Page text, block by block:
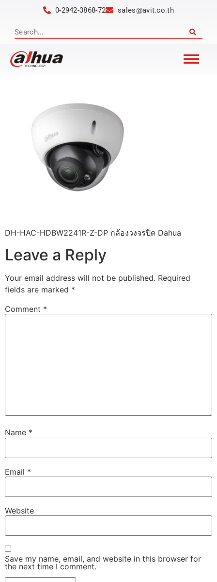
0-2942-3868-72 sales@avit.co.th
DH-HAC-HDBW2241R-Z-DP กล้องวงจรปิด Dahua
Leave a Reply
Your email address will not be published. Required
fields are marked *
Comment *
Name *
Email *
Website
Save my name, email, and website in this browser for
the next time I comment.